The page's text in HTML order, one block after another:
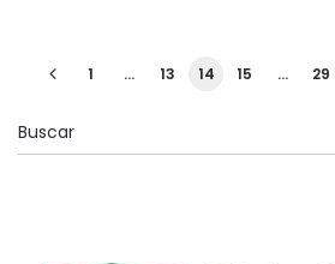
1 … 13 14 15 … 29